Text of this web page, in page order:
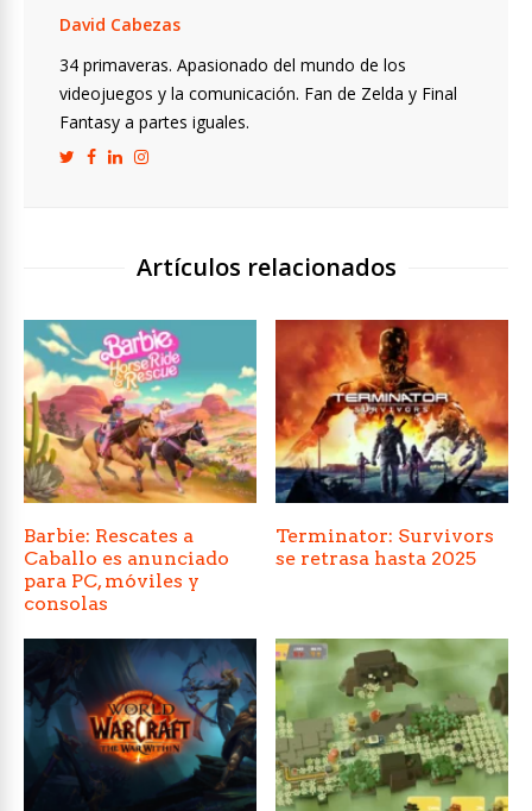
David Cabezas
34 primaveras. Apasionado del mundo de los
videojuegos y la comunicación. Fan de Zelda y Final
Fantasy a partes iguales.
Artículos relacionados
Barbie: Rescates a
Caballo es anunciado
para PC, móviles y
consolas
Terminator: Survivors
se retrasa hasta 2025